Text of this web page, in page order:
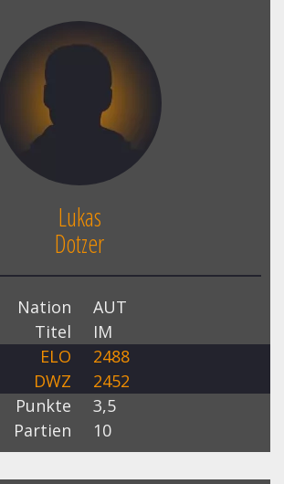
Lukas
Dotzer
Nation
AUT
Titel
IM
ELO
2488
DWZ
2452
Punkte
3,5
Partien
10